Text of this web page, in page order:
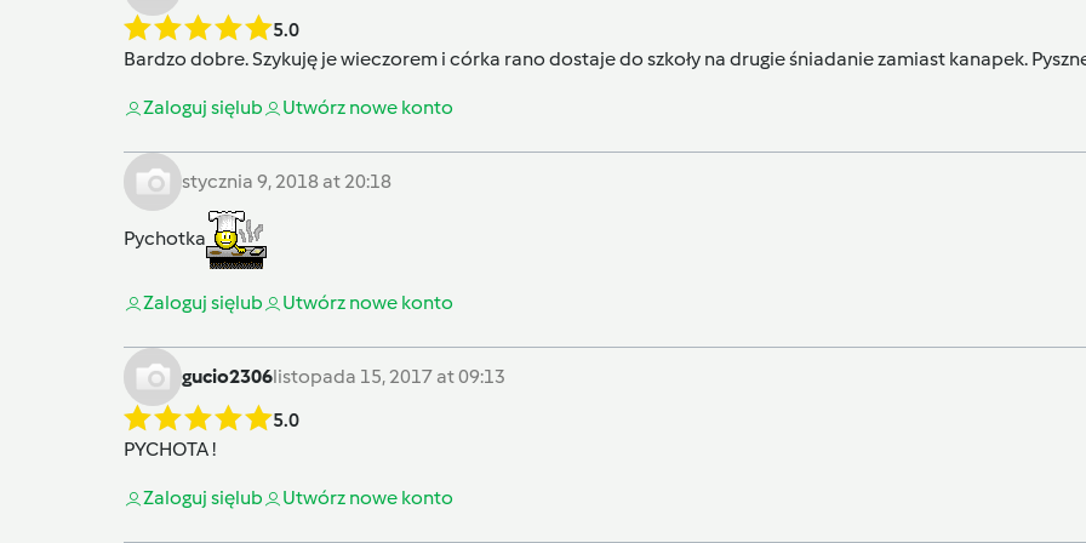
5.0
Bardzo dobre. Szykuję je wieczorem i córka rano dostaje do szkoły na drugie śniadanie zamiast kanapek.
Zaloguj sięlub Utwórz nowe konto
stycznia 9, 2018 at 20:18
Pychotka
Zaloguj sięlub Utwórz nowe konto
gucio2306listopada 15, 2017 at 09:13
5.0
PYCHOTA !
Zaloguj sięlub Utwórz nowe konto